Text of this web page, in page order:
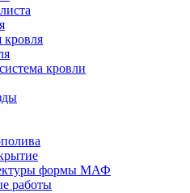
кровля
кровли
формы МАФ
работы